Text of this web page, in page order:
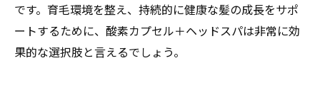
です。育毛環境を整え、持続的に健康な髪の成長をサポ
ートするために、酸素カプセル＋ヘッドスパは非常に効
果的な選択肢と言えるでしょう。